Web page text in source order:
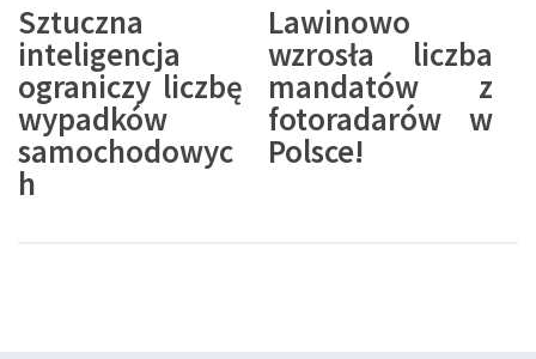
Sztuczna
inteligencja
ograniczy liczbę
wypadków
samochodowyc
h
Lawinowo
wzrosła liczba
mandatów z
fotoradarów w
Polsce!